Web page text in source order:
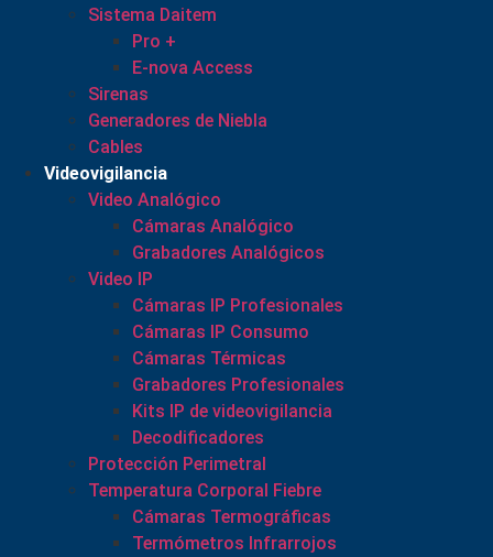
Sistema Daitem
Pro +
E-nova Access
Sirenas
Generadores de Niebla
Cables
Videovigilancia
Video Analógico
Cámaras Analógico
Grabadores Analógicos
Video IP
Cámaras IP Profesionales
Cámaras IP Consumo
Cámaras Térmicas
Grabadores Profesionales
Kits IP de videovigilancia
Decodificadores
Protección Perimetral
Temperatura Corporal Fiebre
Cámaras Termográficas
Termómetros Infrarrojos